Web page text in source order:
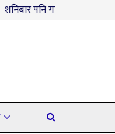
सामाजिक सुरक्षा भत्ता